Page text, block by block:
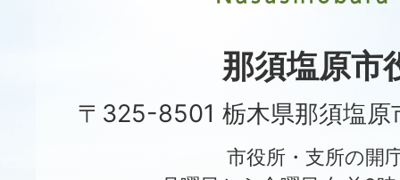
City
那須塩原市
〒325-8501 栃木県那須塩原
市役所・支所の開